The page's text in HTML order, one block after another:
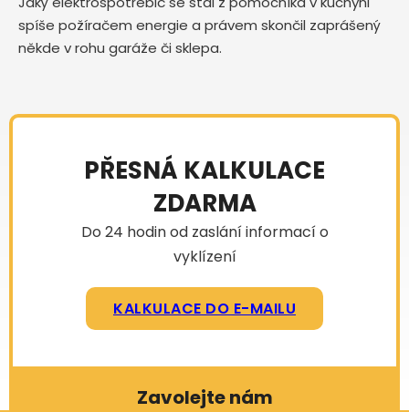
spíše požíračem energie a právem skončil zaprášený
někde v rohu garáže či sklepa.
PŘESNÁ KALKULACE
ZDARMA
Do 24 hodin od zaslání informací o
vyklízení
KALKULACE DO E-MAILU
Zavolejte nám